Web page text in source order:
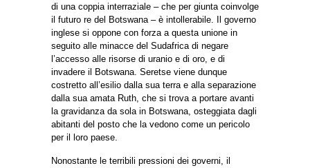
di una coppia interraziale – che per giunta coinvolge
il futuro re del Botswana – è intollerabile. Il governo
inglese si oppone con forza a questa unione in
seguito alle minacce del Sudafrica di negare
l’accesso alle risorse di uranio e di oro, e di
invadere il Botswana. Seretse viene dunque
costretto all’esilio dalla sua terra e alla separazione
dalla sua amata Ruth, che si trova a portare avanti
la gravidanza da sola in Botswana, osteggiata dagli
abitanti del posto che la vedono come un pericolo
per il loro paese.
Nonostante le terribili pressioni dei governi, il